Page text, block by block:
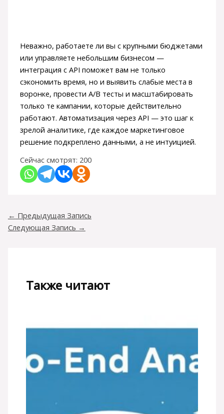
Неважно, работаете ли вы с крупными бюджетами
или управляете небольшим бизнесом —
интеграция с API поможет вам не только
сэкономить время, но и выявить слабые места в
воронке, провести A/B тесты и масштабировать
только те кампании, которые действительно
работают. Автоматизация через API — это шаг к
зрелой аналитике, где каждое маркетинговое
решение подкреплено данными, а не интуицией.
Сейчас смотрят: 200
← Предыдущая Запись
Следующая Запись →
Также читают